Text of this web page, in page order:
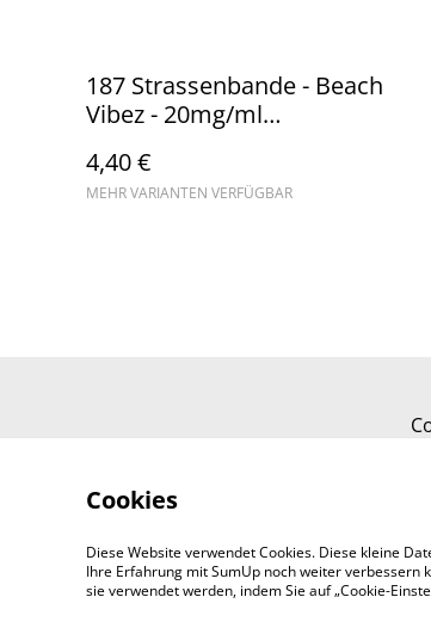
187 Strassenbande - Beach
Vibez - 20mg/ml
Steuerware
4,40 €
MEHR VARIANTEN VERFÜGBAR
©2026 Amin24 Grosshandel
Cookies
Diese Website verwendet Cookies. Diese kleine
Ihre Erfahrung mit SumUp noch weiter verbessern
sie verwendet werden, indem Sie auf „Cookie-